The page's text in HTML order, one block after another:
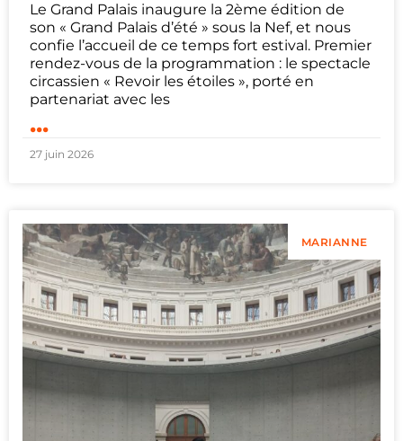
Le Grand Palais inaugure la 2ème édition de
son « Grand Palais d’été » sous la Nef, et nous
confie l’accueil de ce temps fort estival. Premier
rendez-vous de la programmation : le spectacle
circassien « Revoir les étoiles », porté en
partenariat avec les
...
27 juin 2026
MARIANNE